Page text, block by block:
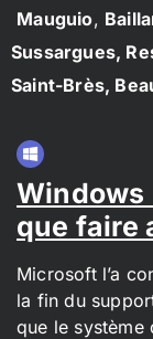
Mauguio,
Sussargues,
Saint-Brès,
Windows
que faire
Microsoft l’a
la fin du
que le système